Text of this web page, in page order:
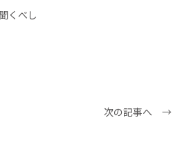
くべし
次の記事へ →